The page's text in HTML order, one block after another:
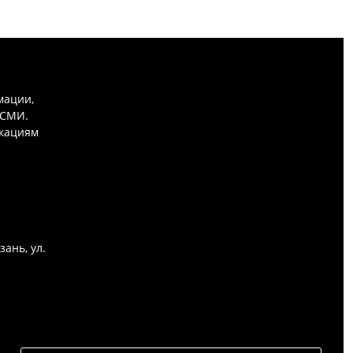
СМИ.
ул.